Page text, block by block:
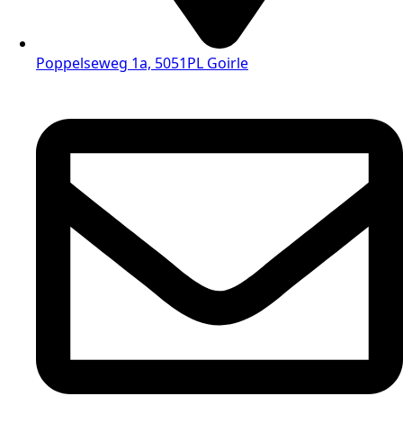
Poppelseweg 1a, 5051PL Goirle